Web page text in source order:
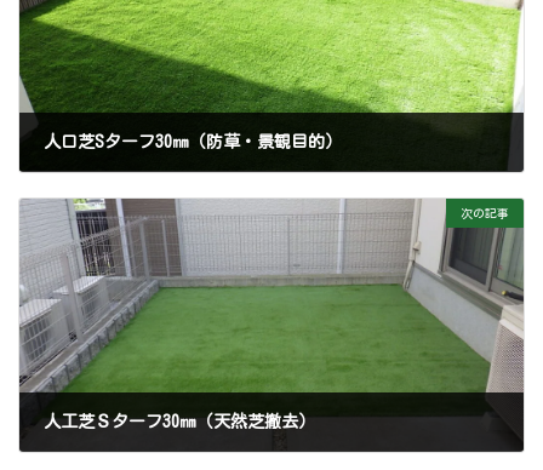
人口芝Sターフ30㎜（防草・景観目的）
次の記事
人工芝Ｓターフ30㎜（天然芝撤去）